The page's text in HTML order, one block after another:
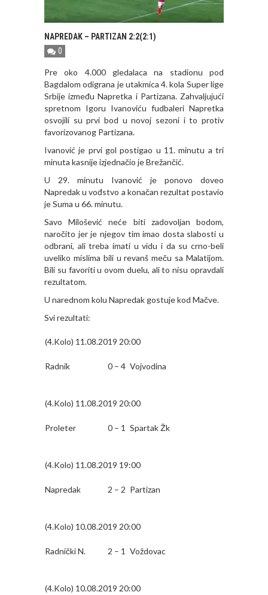
NAPREDAK – PARTIZAN 2:2(2:1)
0
Pre oko 4.000 gledalaca na stadionu pod
Bagdalom odigrana je utakmica 4. kola Super lige
Srbije između Napretka i Partizana. Zahvaljujući
spretnom Igoru Ivanoviću fudbaleri Napretka
osvojili su prvi bod u novoj sezoni i to protiv
favorizovanog Partizana.
Ivanović je prvi gol postigao u 11. minutu a tri
minuta kasnije izjednačio je Brežančić.
U 29. minutu Ivanović je ponovo doveo
Napredak u vođstvo a konačan rezultat postavio
je Suma u 66. minutu.
Savo Milošević neće biti zadovoljan bodom,
naročito jer je njegov tim imao dosta slabosti u
odbrani, ali treba imati u vidu i da su crno-beli
uveliko mislima bili u revanš meču sa Malatijom.
Bili su favoriti u ovom duelu, ali to nisu opravdali
rezultatom.
U narednom kolu Napredak gostuje kod Mačve.
Svi rezultati:
(4.Kolo) 11.08.2019 20:00
Radnik 0 – 4 Vojvodina
(4.Kolo) 11.08.2019 20:00
Proleter 0 – 1 Spartak Žk
(4.Kolo) 11.08.2019 19:00
Napredak 2 – 2 Partizan
(4.Kolo) 10.08.2019 20:00
Radnički N. 2 – 1 Voždovac
(4.Kolo) 10.08.2019 20:00